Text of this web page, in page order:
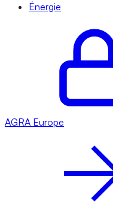
Énergie
AGRA Europe